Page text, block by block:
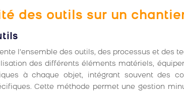
des outils sur un
l’ensemble des outils, des processus et des
des différents éléments matériels,
à chaque objet, intégrant souvent des
Cette méthode permet une gestion